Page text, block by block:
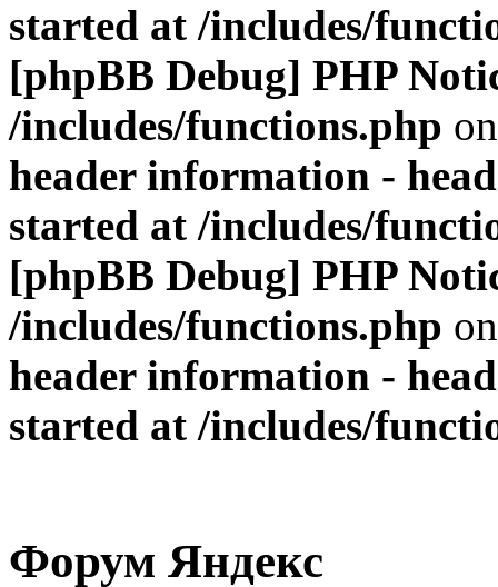
started at /includes/
[phpBB Debug] PHP
/includes/functions.php
header information -
started at /includes/
[phpBB Debug] PHP
/includes/functions.php
header information -
started at /includes/
Форум Яндекс